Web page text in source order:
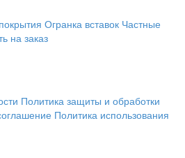
Огранка вставок Частные
на заказ
Политика защиты и обработки
Политика использования